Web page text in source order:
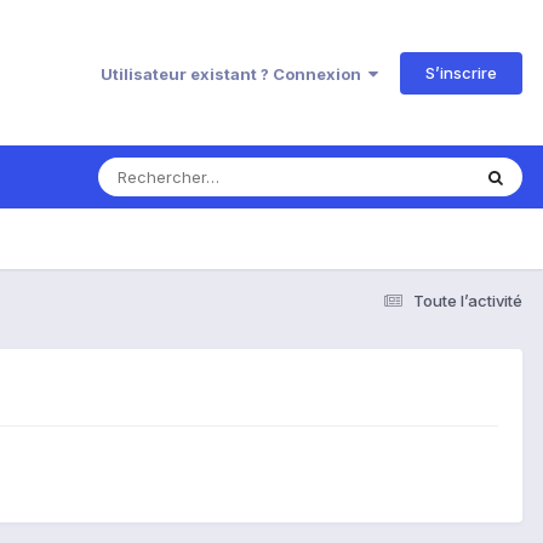
Utilisateur existant ? Connexion S’inscrire
Toute l’activité